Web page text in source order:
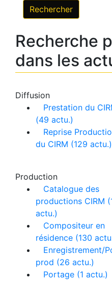
Recherche
dans les
Diffusion
Prestation du
(49 actu.)
Reprise
du CIRM (129 actu.)
Production
Catalogue des
productions CIRM
actu.)
Compositeur en
résidence (130
Enregistrement/
prod (26 actu.)
Portage (1 actu.)